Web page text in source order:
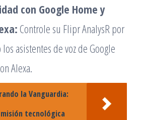
con Google Home y
Controle su Flipr AnalysR por
asistentes de voz de Google
Alexa.
la Vanguardia:
tecnológica